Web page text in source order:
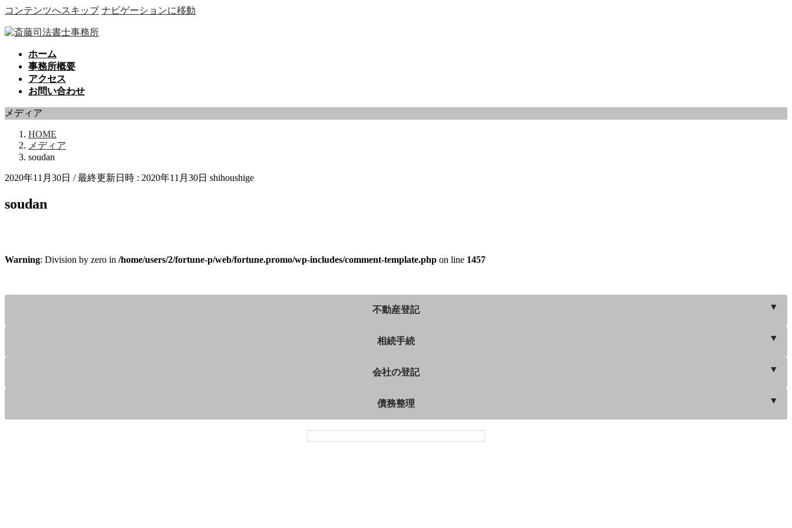
コンテンツへスキップ ナビゲーションに移動
ホーム
事務所概要
アクセス
お問い合わせ
メディア
HOME
メディア
soudan
2020年11月30日 / 最終更新日時 : 2020年11月30日 shihoushige
soudan
Warning: Division by zero in /home/users/2/fortune-p/web/fortune.promo/wp-includes/comment-template.php on line 1457
不動産登記
相続手続
会社の登記
債務整理